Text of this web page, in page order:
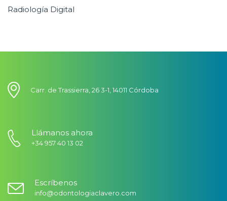
Radiología Digital
Carr. de Trassierra, 26 3-1, 14011 Córdoba
Llámanos ahora
+34 957 40 13 02
Escríbenos
info@odontologiaclavero.com